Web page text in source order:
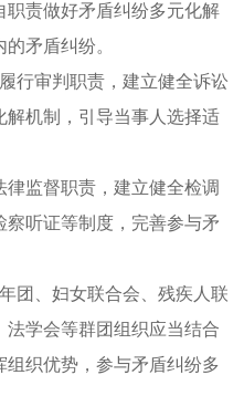
责做好矛盾纠纷多元化解
矛盾纠纷。
行审判职责，建立健全诉讼
机制，引导当事人选择适
律监督职责，建立健全检调
听证等制度，完善参与矛
团、妇女联合会、残疾人联
学会等群团组织应当结合
织优势，参与矛盾纠纷多